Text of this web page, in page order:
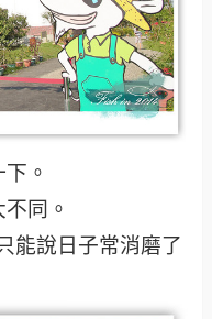
。
同。
能說日子常消磨了